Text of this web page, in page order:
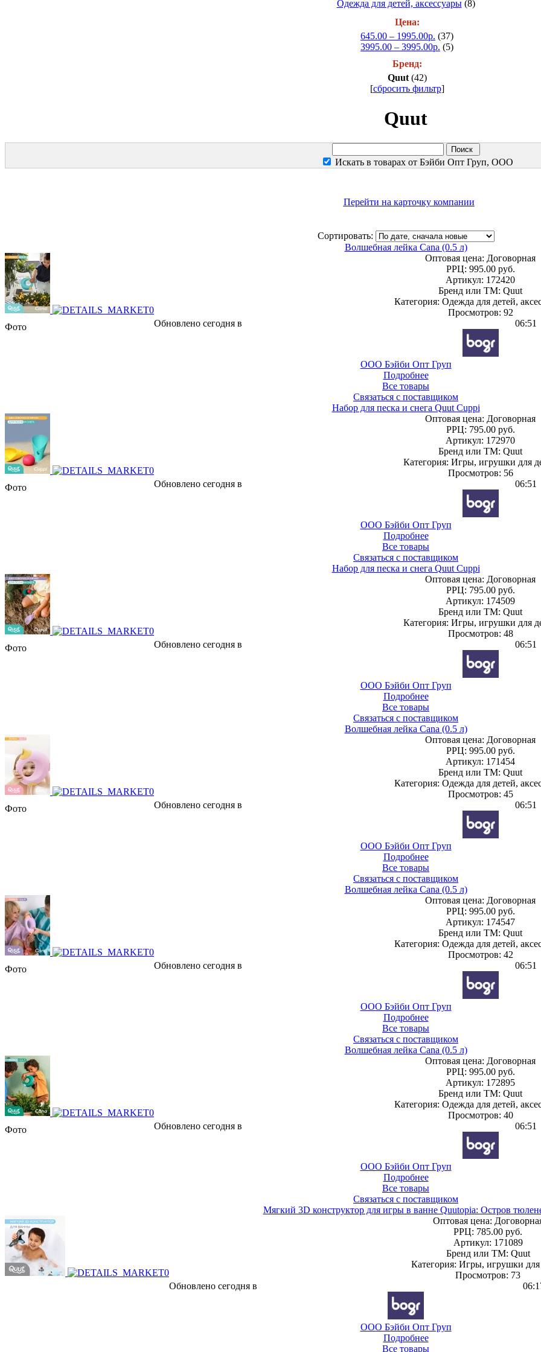
Одежда для детей, аксессуары (8)
Цена:
645.00 – 1995.00р. (37)
3995.00 – 3995.00р. (5)
Бренд:
Quut (42)
[сбросить фильтр]
Quut
Искать в товарах от Бэйби Опт Груп, ООО
Перейти на карточку компании
Сортировать:
Волшебная лейка Cana (0.5 л)
Фото
Оптовая цена: Договорная
РРЦ: 995.00 руб.
Артикул: 172420
Бренд или ТМ: Quut
Категория: Одежда для детей,
Просмотров: 92
Обновлено сегодня в
06:51
ООО Бэйби Опт Груп
Подробнее
Все товары
Связаться с поставщиком
Набор для песка и снега Quut Cuppi
Фото
Оптовая цена: Договорная
РРЦ: 795.00 руб.
Артикул: 172970
Бренд или ТМ: Quut
Категория: Игры, игрушки для
Просмотров: 56
Обновлено сегодня в
06:51
ООО Бэйби Опт Груп
Подробнее
Все товары
Связаться с поставщиком
Набор для песка и снега Quut Cuppi
Фото
Оптовая цена: Договорная
РРЦ: 795.00 руб.
Артикул: 174509
Бренд или ТМ: Quut
Категория: Игры, игрушки для
Просмотров: 48
Обновлено сегодня в
06:51
ООО Бэйби Опт Груп
Подробнее
Все товары
Связаться с поставщиком
Волшебная лейка Cana (0.5 л)
Фото
Оптовая цена: Договорная
РРЦ: 995.00 руб.
Артикул: 171454
Бренд или ТМ: Quut
Категория: Одежда для детей,
Просмотров: 45
Обновлено сегодня в
06:51
ООО Бэйби Опт Груп
Подробнее
Все товары
Связаться с поставщиком
Волшебная лейка Cana (0.5 л)
Фото
Оптовая цена: Договорная
РРЦ: 995.00 руб.
Артикул: 174547
Бренд или ТМ: Quut
Категория: Одежда для детей,
Просмотров: 42
Обновлено сегодня в
06:51
ООО Бэйби Опт Груп
Подробнее
Все товары
Связаться с поставщиком
Волшебная лейка Cana (0.5 л)
Фото
Оптовая цена: Договорная
РРЦ: 995.00 руб.
Артикул: 172895
Бренд или ТМ: Quut
Категория: Одежда для детей,
Просмотров: 40
Обновлено сегодня в
06:51
ООО Бэйби Опт Груп
Подробнее
Все товары
Связаться с поставщиком
Мягкий 3D конструктор для игры в ванне Quutopia: Остров
Оптовая цена:
РРЦ: 785.00 руб.
Артикул: 171089
Бренд или ТМ: Quut
Категория: Игры, игрушки для
Просмотров: 73
Обновлено сегодня в
ООО Бэйби Опт Груп
Подробнее
Все товары